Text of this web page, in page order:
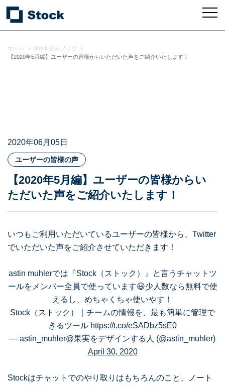
ホーム > Stock 公式ブログ >
【2020年5月編】ユーザーの皆様からいただいた声をご紹介いたします！
2020年06月05日
ユーザーの皆様の声
【2020年5月編】ユーザーの皆様からい
ただいた声をご紹介いたします！
いつもご利用いただいているユーザーの皆様から、Twitter
でいただいた声をご紹介させていただきます！
astin muhlerでは『Stock（ストック）』と言うチャットツ
ールをメンバー全員で使っています😃少人数なら無料で使
えるし、めちゃくちゃ使いやす！
Stock（ストック）｜チームの情報を、最も簡単に管理で
きるツール https://t.co/eSADbz5sE0
— astin_muhler@果実をデザインする人 (@astin_muhler)
April 30, 2020
Stockはチャットでのやり取りはもちろんのこと、ノート